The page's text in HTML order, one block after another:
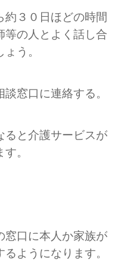
３０日ほどの時間
等の人とよく話し合
う。
窓口に連絡する。
ると介護サービスが
。
窓口に本人か家族が
ようになります。